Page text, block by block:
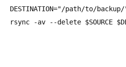
DESTINATION="/path/to/
rsync -av --delete $SOURCE